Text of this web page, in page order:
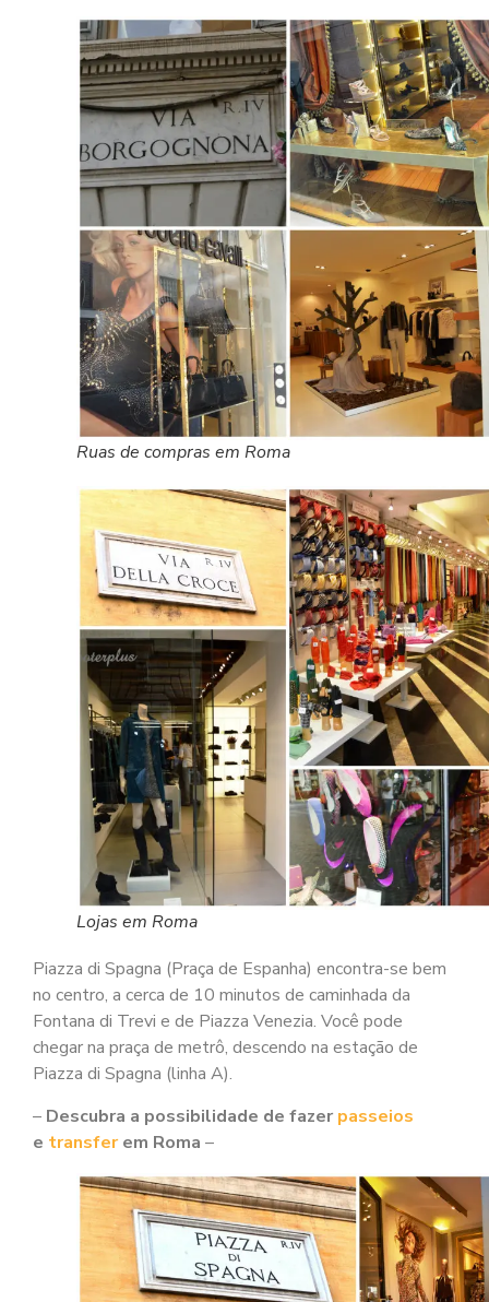
Ruas de compras em Roma
Lojas em Roma
Piazza di Spagna (Praça de Espanha) encontra-se bem
no centro, a cerca de 10 minutos de caminhada da
Fontana di Trevi e de Piazza Venezia. Você pode
chegar na praça de metrô, descendo na estação de
Piazza di Spagna (linha A).
– Descubra a possibilidade de fazer passeios
e transferem Roma –